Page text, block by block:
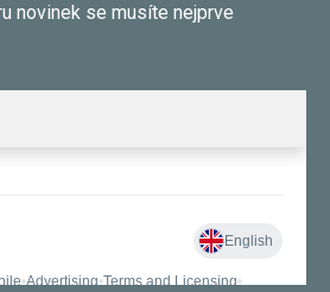
novinek se musíte nejprve